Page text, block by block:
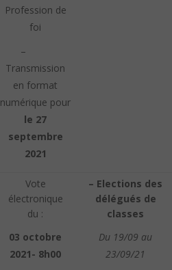
Profession de
foi
–
Transmission
en format
numérique pour
le 27
septembre
2021
Vote
électronique
du :
03 octobre
2021- 8h00
– Elections des
délégués de
classes
Du 19/09 au
23/09/21